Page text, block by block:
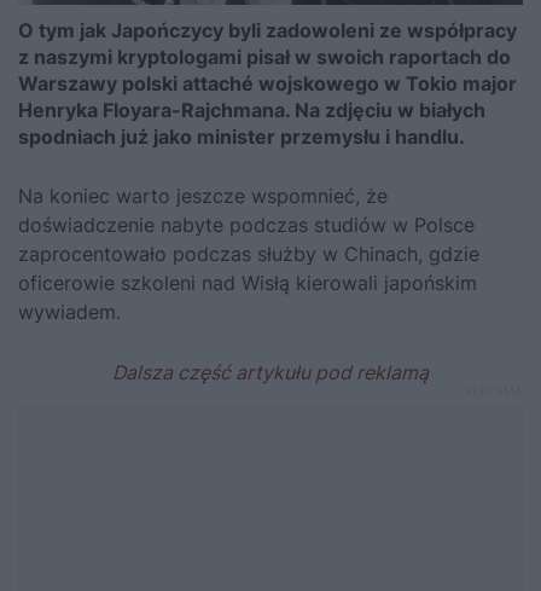
O tym jak Japończycy byli zadowoleni ze współpracy
z naszymi kryptologami pisał w swoich raportach do
Warszawy polski attaché wojskowego w Tokio major
Henryka Floyara-Rajchmana. Na zdjęciu w białych
spodniach już jako minister przemysłu i handlu.
Na koniec warto jeszcze wspomnieć, że
doświadczenie nabyte podczas studiów w Polsce
zaprocentowało podczas służby w Chinach, gdzie
oficerowie szkoleni nad Wisłą kierowali japońskim
wywiadem.